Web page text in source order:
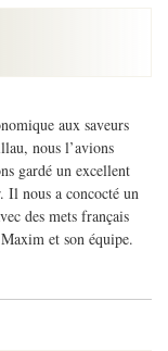
aux saveurs
nous l’avions
gardé un excellent
Il nous a concocté un
des mets français
et son équipe.